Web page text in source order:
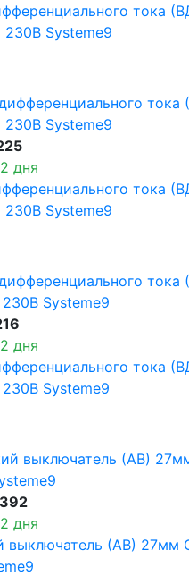
тока
Systeme9
дня
тока
Systeme9
дня
тока
Systeme9
дня
выключатель (АВ) 27мм